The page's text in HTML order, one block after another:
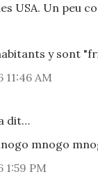
USA. Un peu
y sont
AM
dit…
mnogo
PM